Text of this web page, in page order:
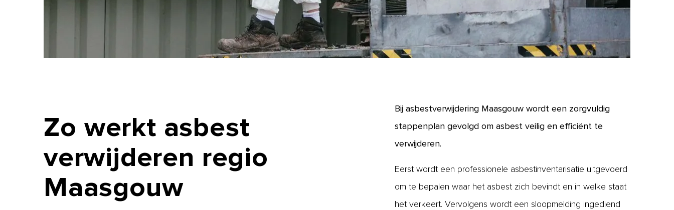
Zo werkt asbest
verwijderen regio
Maasgouw
Bij asbestverwijdering Maasgouw wordt een zorgvuldig
stappenplan gevolgd om asbest veilig en efficiënt te
verwijderen.
Eerst wordt een professionele asbestinventarisatie uitgevoerd
om te bepalen waar het asbest zich bevindt en in welke staat
het verkeert. Vervolgens wordt een sloopmelding ingediend